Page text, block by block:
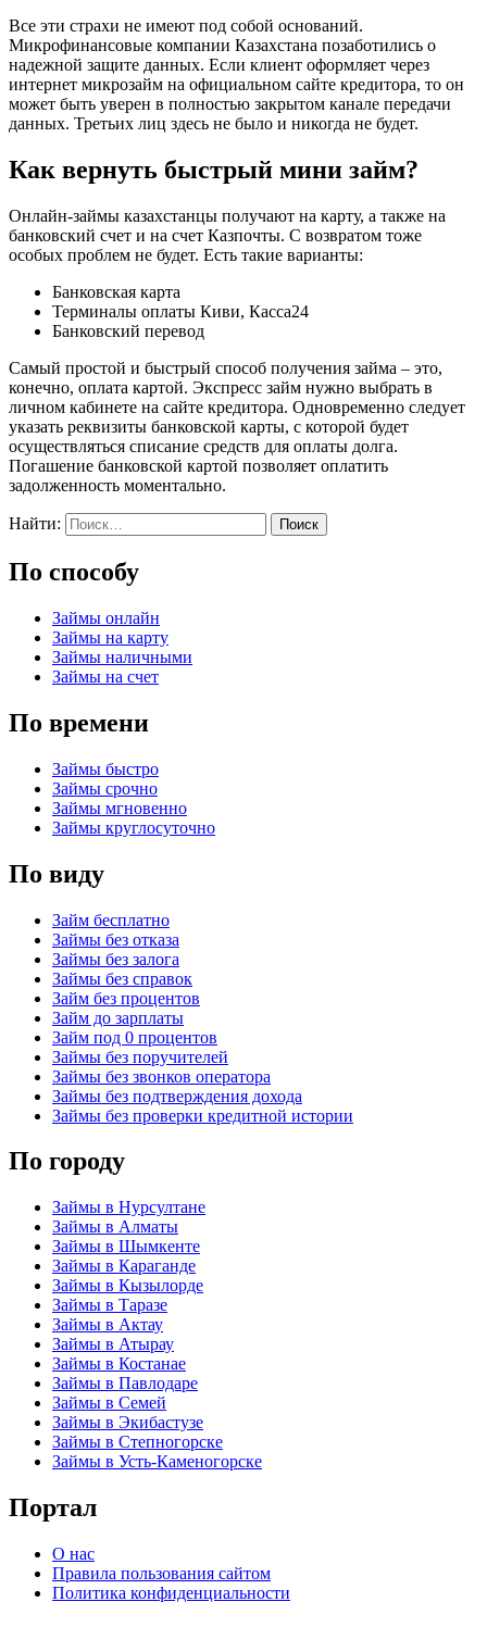
Все эти страхи не имеют под собой оснований.
Микрофинансовые компании Казахстана позаботились о
надежной защите данных. Если клиент оформляет через
интернет микрозайм на официальном сайте кредитора, то он
может быть уверен в полностью закрытом канале передачи
данных. Третьих лиц здесь не было и никогда не будет.
Как вернуть быстрый мини займ?
Онлайн-займы казахстанцы получают на карту, а также на
банковский счет и на счет Казпочты. С возвратом тоже
особых проблем не будет. Есть такие варианты:
Банковская карта
Терминалы оплаты Киви, Касса24
Банковский перевод
Самый простой и быстрый способ получения займа – это,
конечно, оплата картой. Экспресс займ нужно выбрать в
личном кабинете на сайте кредитора. Одновременно следует
указать реквизиты банковской карты, с которой будет
осуществляться списание средств для оплаты долга.
Погашение банковской картой позволяет оплатить
задолженность моментально.
Найти:
По способу
Займы онлайн
Займы на карту
Займы наличными
Займы на счет
По времени
Займы быстро
Займы срочно
Займы мгновенно
Займы круглосуточно
По виду
Займ бесплатно
Займы без отказа
Займы без залога
Займы без справок
Займ без процентов
Займ до зарплаты
Займ под 0 процентов
Займы без поручителей
Займы без звонков оператора
Займы без подтверждения дохода
Займы без проверки кредитной истории
По городу
Займы в Нурсултане
Займы в Алматы
Займы в Шымкенте
Займы в Караганде
Займы в Кызылорде
Займы в Таразе
Займы в Актау
Займы в Атырау
Займы в Костанае
Займы в Павлодаре
Займы в Семей
Займы в Экибастузе
Займы в Степногорске
Займы в Усть-Каменогорске
Портал
О нас
Правила пользования сайтом
Политика конфиденциальности